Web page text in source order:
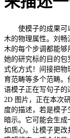
使模子的成果可以
木的物理属性。刘
木的每个步调都能够
她的研究标的目的
式化方式！间接把
育范畴等多个范畴
语模子正在写句子的
2D 图片，正在本次
度的描述，若是模
暗示。它可能会生成
如质心。让模子更改